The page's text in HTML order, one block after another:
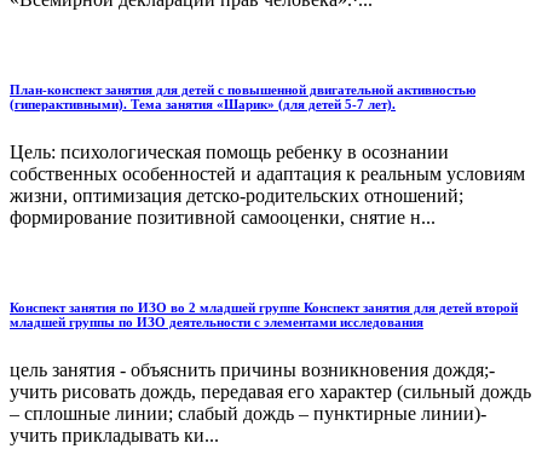
План-конспект занятия для детей с повышенной двигательной активностью
(гиперактивными). Тема занятия «Шарик» (для детей 5-7 лет).
Цель: психологическая помощь ребенку в осознании
собственных особенностей и адаптация к реальным условиям
жизни, оптимизация детско-родительских отношений;
формирование позитивной самооценки, снятие н...
Конспект занятия по ИЗО во 2 младшей группе Конспект занятия для детей второй
младшей группы по ИЗО деятельности с элементами исследования
цель занятия - объяснить причины возникновения дождя;-
учить рисовать дождь, передавая его характер (сильный дождь
– сплошные линии; слабый дождь – пунктирные линии)-
учить прикладывать ки...